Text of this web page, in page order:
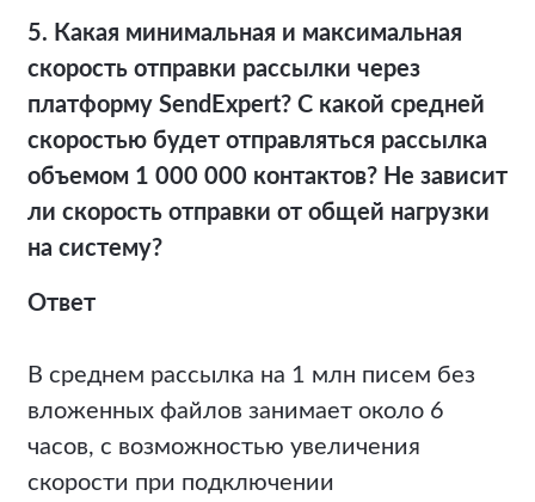
5. Какая минимальная и максимальная
скорость отправки рассылки через
платформу SendExpert? С какой средней
скоростью будет отправляться рассылка
объемом 1 000 000 контактов? Не зависит
ли скорость отправки от общей нагрузки
на систему?
Ответ
В среднем рассылка на 1 млн писем без
вложенных файлов занимает около 6
часов, с возможностью увеличения
скорости при подключении